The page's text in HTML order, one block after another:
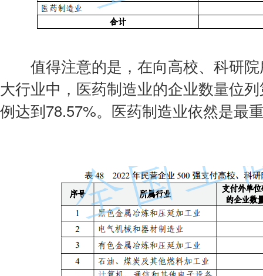
值得注意的是，在向高校、科研院
大行业中，医药制造业的企业数量位
例达到78.57%。医药制造业依然是最